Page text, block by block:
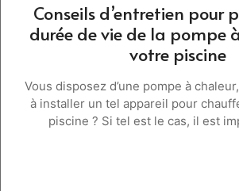
Conseils d’entretien pour
durée de vie de la pompe
votre piscine
Vous disposez d’une pompe à
à installer un tel appareil pour
piscine ? Si tel est le cas, il est